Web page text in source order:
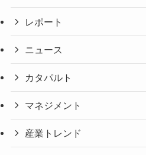
レポート
ニュース
カタパルト
マネジメント
産業トレンド